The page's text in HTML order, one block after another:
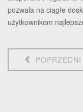
pozwala na ciągłe
użytkownikom